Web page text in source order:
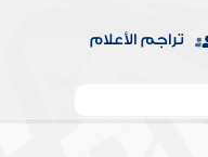
تراجم الأعلام